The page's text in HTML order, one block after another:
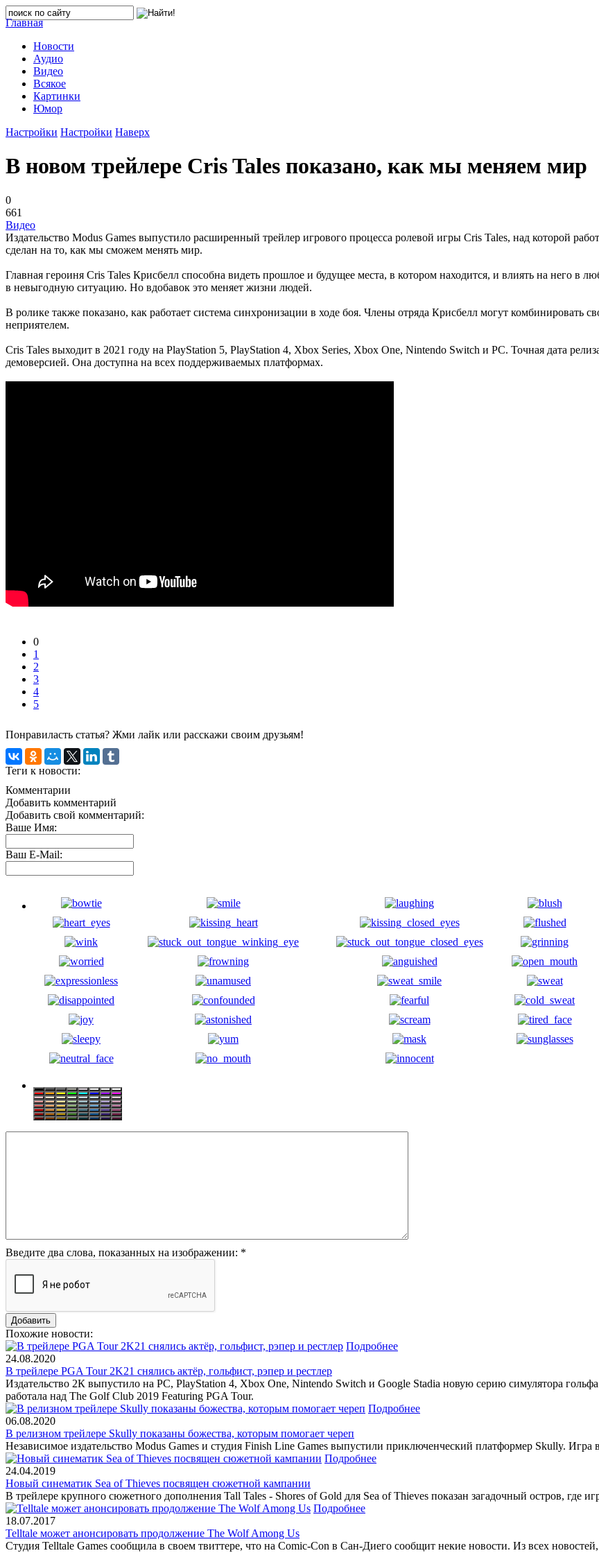
Главная
Новости
Аудио
Видео
Всякое
Картинки
Юмор
Настройки Настройки Наверх
В новом трейлере Cris Tales показано, как мы меняем мир
0
661
Видео
Издательство Modus Games выпустило расширенный трейлер игрового процесса ролевой игры Cris Tales, над которой
сделан на то, как мы сможем менять мир.
Главная героиня Cris Tales Крисбелл способна видеть прошлое и будущее места, в котором находится, и влиять на него в
в невыгодную ситуацию. Но вдобавок это меняет жизни людей.
В ролике также показано, как работает система синхронизации в ходе боя. Члены отряда Крисбелл могут комбинировать
неприятелем.
Cris Tales выходит в 2021 году на PlayStation 5, PlayStation 4, Xbox Series, Xbox One, Nintendo Switch и PC. Точная дата
демоверсией. Она доступна на всех поддерживаемых платформах.
0
1
2
3
4
5
Понравиласть статья? Жми лайк или расскажи своим друзьям!
Теги к новости:
Комментарии
Добавить комментарий
Добавить свой комментарий:
Ваше Имя:
Ваш E-Mail:
Введите два слова, показанных на изображении: *
Похожие новости:
Подробнее
24.08.2020
В трейлере PGA Tour 2K21 снялись актёр, гольфист, рэпер и рестлер
Издательство 2К выпустило на РС, PlayStation 4, Xbox One, Nintendo Switch и Google Stadia новую серию симулятора
работала над The Golf Club 2019 Featuring PGA Tour.
Подробнее
06.08.2020
В релизном трейлере Skully показаны божества, которым помогает череп
Независимое издательство Modus Games и студия Finish Line Games выпустили приключенческий платформер Skully.
Подробнее
24.04.2019
Новый синематик Sea of Thieves посвящен сюжетной кампании
В трейлере крупного сюжетного дополнения Tall Tales - Shores of Gold для Sea of Thieves показан загадочный остров, где
Подробнее
18.07.2017
Telltale может анонсировать продолжение The Wolf Among Us
Студия Telltale Games сообщила в своем твиттере, что на Comic-Con в Сан-Диего сообщит некие новости. Из всех